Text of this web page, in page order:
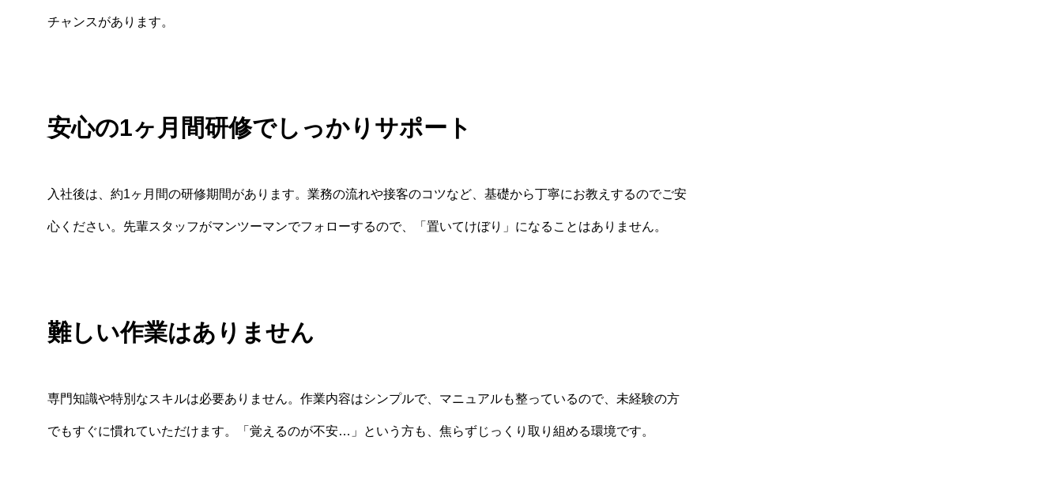
チャンスがあります。
安心の1ヶ月間研修でしっかりサポート
入社後は、約1ヶ月間の研修期間があります。業務の流れや接客のコツなど、基礎から丁寧にお教えするのでご安
心ください。先輩スタッフがマンツーマンでフォローするので、「置いてけぼり」になることはありません。
難しい作業はありません
専門知識や特別なスキルは必要ありません。作業内容はシンプルで、マニュアルも整っているので、未経験の方
でもすぐに慣れていただけます。「覚えるのが不安…」という方も、焦らずじっくり取り組める環境です。